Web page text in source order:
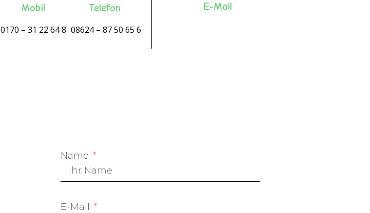
Mobil
0170 – 31 22 64 8
Telefon
08624 – 87 50 65 6
E-Mail
Name
E-Mail